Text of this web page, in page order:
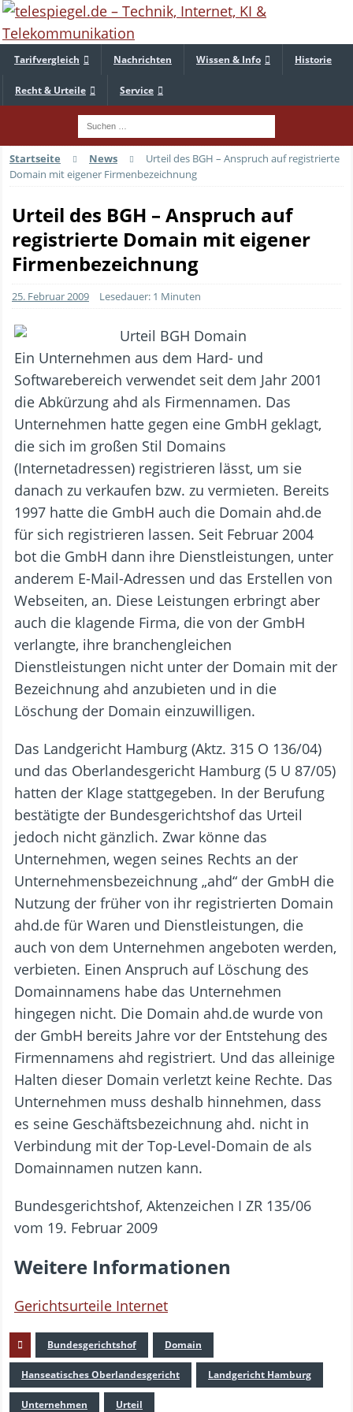
Tarifvergleich Nachrichten Wissen & Info Historie
Recht & Urteile Service
Startseite News
Urteil des BGH – Anspruch auf registrierte
Domain mit eigener Firmenbezeichnung
Urteil des BGH – Anspruch auf
registrierte Domain mit eigener
Firmenbezeichnung
25. Februar 2009 Lesedauer: 1 Minuten
Ein Unternehmen aus dem Hard- und
Softwarebereich verwendet seit dem Jahr 2001
die Abkürzung ahd als Firmennamen. Das
Unternehmen hatte gegen eine GmbH geklagt,
die sich im großen Stil Domains
(Internetadressen) registrieren lässt, um sie
danach zu verkaufen bzw. zu vermieten. Bereits
1997 hatte die GmbH auch die Domain ahd.de
für sich registrieren lassen. Seit Februar 2004
bot die GmbH dann ihre Dienstleistungen, unter
anderem E-Mail-Adressen und das Erstellen von
Webseiten, an. Diese Leistungen erbringt aber
auch die klagende Firma, die von der GmbH
verlangte, ihre branchengleichen
Dienstleistungen nicht unter der Domain mit der
Bezeichnung ahd anzubieten und in die
Löschung der Domain einzuwilligen.
Das Landgericht Hamburg (Aktz. 315 O 136/04)
und das Oberlandesgericht Hamburg (5 U 87/05)
hatten der Klage stattgegeben. In der Berufung
bestätigte der Bundesgerichtshof das Urteil
jedoch nicht gänzlich. Zwar könne das
Unternehmen, wegen seines Rechts an der
Unternehmensbezeichnung „ahd“ der GmbH die
Nutzung der früher von ihr registrierten Domain
ahd.de für Waren und Dienstleistungen, die
auch von dem Unternehmen angeboten werden,
verbieten. Einen Anspruch auf Löschung des
Domainnamens habe das Unternehmen
hingegen nicht. Die Domain ahd.de wurde von
der GmbH bereits Jahre vor der Entstehung des
Firmennamens ahd registriert. Und das alleinige
Halten dieser Domain verletzt keine Rechte. Das
Unternehmen muss deshalb hinnehmen, dass
es seine Geschäftsbezeichnung ahd. nicht in
Verbindung mit der Top-Level-Domain de als
Domainnamen nutzen kann.
Bundesgerichtshof, Aktenzeichen I ZR 135/06
vom 19. Februar 2009
Weitere Informationen
Gerichtsurteile Internet
Bundesgerichtshof Domain
Hanseatisches Oberlandesgericht Landgericht Hamburg
Unternehmen Urteil